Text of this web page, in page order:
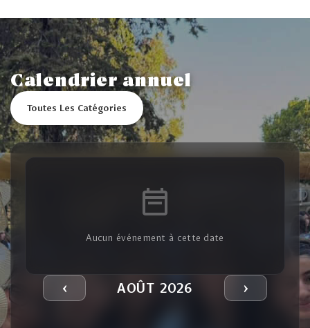
Calendrier annuel
Toutes Les Catégories
Aucun événement à cette date
‹ AOÛT 2026 ›